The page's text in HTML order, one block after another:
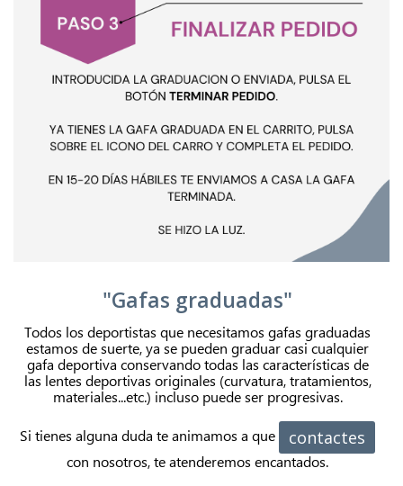
"Gafas graduadas"
Todos los deportistas que necesitamos gafas graduadas
estamos de suerte, ya se pueden graduar casi cualquier
gafa deportiva conservando todas las características de
las lentes deportivas originales (curvatura, tratamientos,
materiales...etc.) incluso puede ser progresivas.
Si tienes alguna duda te animamos a que contactes
con nosotros, te atenderemos encantados.